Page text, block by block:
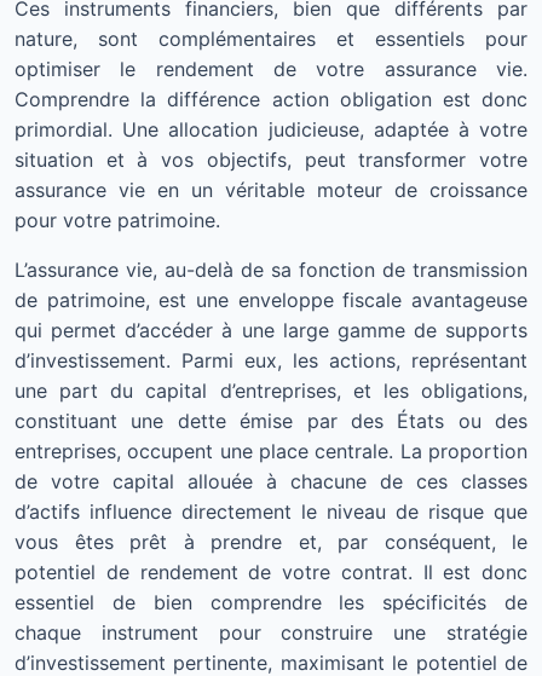
Ces instruments financiers, bien que différents par
nature, sont complémentaires et essentiels pour
optimiser le rendement de votre assurance vie.
Comprendre la différence action obligation est donc
primordial. Une allocation judicieuse, adaptée à votre
situation et à vos objectifs, peut transformer votre
assurance vie en un véritable moteur de croissance
pour votre patrimoine.
L’assurance vie, au-delà de sa fonction de transmission
de patrimoine, est une enveloppe fiscale avantageuse
qui permet d’accéder à une large gamme de supports
d’investissement. Parmi eux, les actions, représentant
une part du capital d’entreprises, et les obligations,
constituant une dette émise par des États ou des
entreprises, occupent une place centrale. La proportion
de votre capital allouée à chacune de ces classes
d’actifs influence directement le niveau de risque que
vous êtes prêt à prendre et, par conséquent, le
potentiel de rendement de votre contrat. Il est donc
essentiel de bien comprendre les spécificités de
chaque instrument pour construire une stratégie
d’investissement pertinente, maximisant le potentiel de